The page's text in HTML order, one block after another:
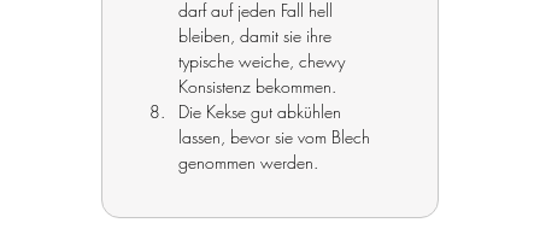
darf auf jeden Fall hell
bleiben, damit sie ihre
typische weiche, chewy
Konsistenz bekommen.
Die Kekse gut abkühlen
lassen, bevor sie vom Blech
genommen werden.